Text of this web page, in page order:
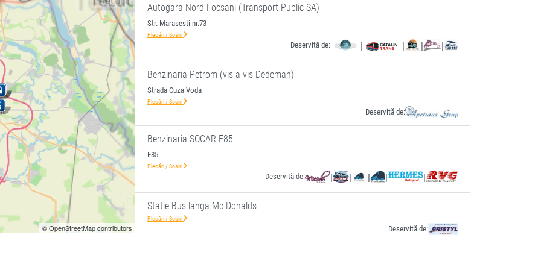
© OpenStreetMap contributors
Autogara Nord Focsani (Transport Public SA)
Str. Marasesti nr.73
Plecări / Sosiri
Deservită de: | | | |
Benzinaria Petrom (vis-a-vis Dedeman)
Strada Cuza Voda
Plecări / Sosiri
Deservită de:
Benzinaria SOCAR E85
E85
Plecări / Sosiri
Deservită de: | | | | |
Statie Bus langa Mc Donalds
Plecări / Sosiri
Deservită de: